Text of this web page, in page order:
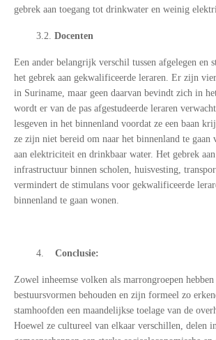
gebrek aan toegang tot drinkwater en weinig
3.2. Docenten
Een ander belangrijk verschil tussen afgelegen en
het gebrek aan gekwalificeerde leraren. Er zijn
in Suriname, maar geen daarvan bevindt zich in
wordt er van de pas afgestudeerde leraren
lesgeven in het binnenland voordat ze een baan
ze zijn niet bereid om naar het binnenland te gaan
aan elektriciteit en drinkbaar water. Het gebrek aan
infrastructuur binnen scholen, huisvesting,
vermindert de stimulans voor gekwalificeerde
binnenland te gaan wonen.
4. Conclusie:
Zowel inheemse volken als marrongroepen hebben
bestuursvormen behouden en zijn formeel zo
stamhoofden een maandelijkse toelage van de
Hoewel ze cultureel van elkaar verschillen, delen